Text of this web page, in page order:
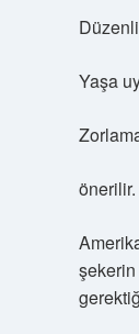
Yaşa
önerilir.
şekerin